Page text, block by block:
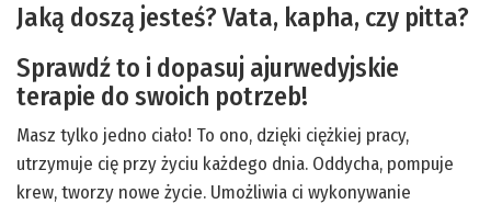
Jaką doszą jesteś? Vata, kapha, czy pitta?
Sprawdź to i dopasuj ajurwedyjskie
terapie do swoich potrzeb!
Masz tylko jedno ciało! To ono, dzięki ciężkiej pracy,
utrzymuje cię przy życiu każdego dnia. Oddycha, pompuje
krew, tworzy nowe życie. Umożliwia ci wykonywanie